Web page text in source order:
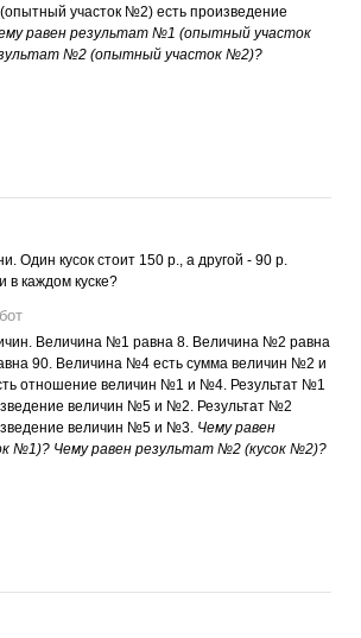
участок №2) есть произведение
равен результат №1 (опытный участок
№2 (опытный участок №2)?
Один кусок стоит 150 р., а другой - 90 р.
в каждом куске?
Величина №1 равна 8. Величина №2 равна
90. Величина №4 есть сумма величин №2 и
отношение величин №1 и №4. Результат №1
величин №5 и №2. Результат №2
величин №5 и №3. Чему равен
№1)? Чему равен результат №2 (кусок №2)?